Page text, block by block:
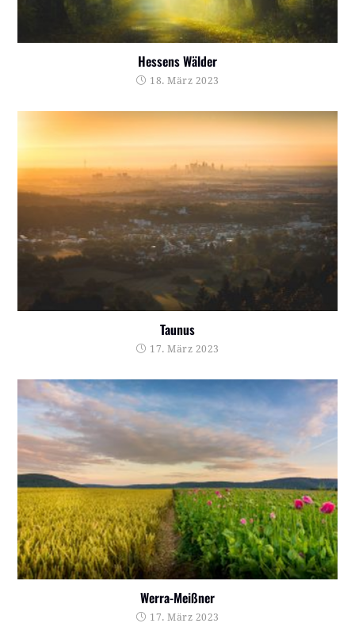
Hessens Wälder
18. März 2023
Taunus
17. März 2023
Werra-Meißner
17. März 2023